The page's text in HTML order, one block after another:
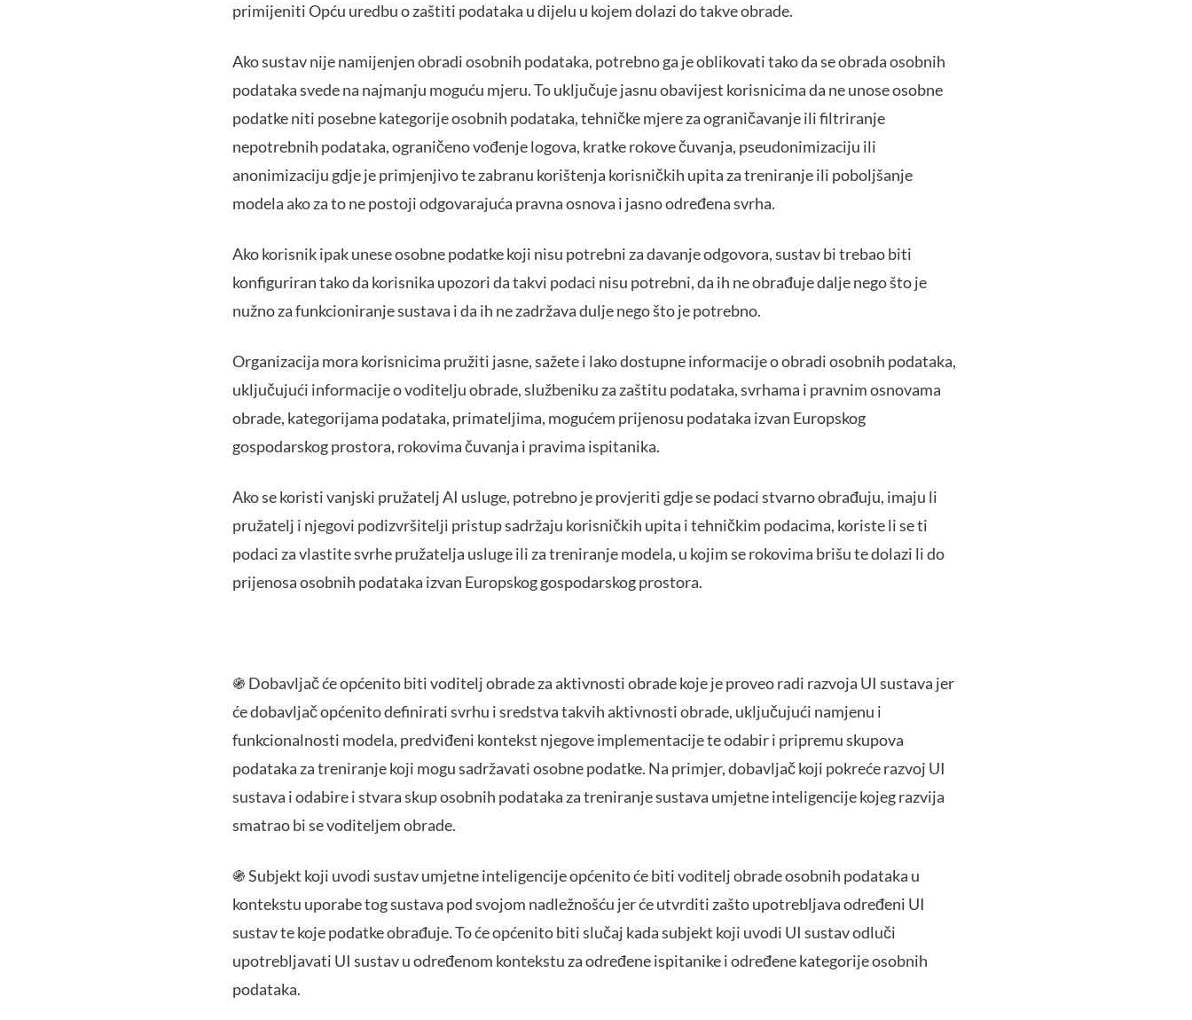
primijeniti Opću uredbu o zaštiti podataka u dijelu u kojem dolazi do takve obrade.
Ako sustav nije namijenjen obradi osobnih podataka, potrebno ga je oblikovati tako da se obrada osobnih
podataka svede na najmanju moguću mjeru. To uključuje jasnu obavijest korisnicima da ne unose osobne
podatke niti posebne kategorije osobnih podataka, tehničke mjere za ograničavanje ili filtriranje
nepotrebnih podataka, ograničeno vođenje logova, kratke rokove čuvanja, pseudonimizaciju ili
anonimizaciju gdje je primjenjivo te zabranu korištenja korisničkih upita za treniranje ili poboljšanje
modela ako za to ne postoji odgovarajuća pravna osnova i jasno određena svrha.
Ako korisnik ipak unese osobne podatke koji nisu potrebni za davanje odgovora, sustav bi trebao biti
konfiguriran tako da korisnika upozori da takvi podaci nisu potrebni, da ih ne obrađuje dalje nego što je
nužno za funkcioniranje sustava i da ih ne zadržava dulje nego što je potrebno.
Organizacija mora korisnicima pružiti jasne, sažete i lako dostupne informacije o obradi osobnih podataka,
uključujući informacije o voditelju obrade, službeniku za zaštitu podataka, svrhama i pravnim osnovama
obrade, kategorijama podataka, primateljima, mogućem prijenosu podataka izvan Europskog
gospodarskog prostora, rokovima čuvanja i pravima ispitanika.
Ako se koristi vanjski pružatelj AI usluge, potrebno je provjeriti gdje se podaci stvarno obrađuju, imaju li
pružatelj i njegovi podizvršitelji pristup sadržaju korisničkih upita i tehničkim podacima, koriste li se ti
podaci za vlastite svrhe pružatelja usluge ili za treniranje modela, u kojim se rokovima brišu te dolazi li do
prijenosa osobnih podataka izvan Europskog gospodarskog prostora.
֍ Dobavljač će općenito biti voditelj obrade za aktivnosti obrade koje je proveo radi razvoja UI sustava jer
će dobavljač općenito definirati svrhu i sredstva takvih aktivnosti obrade, uključujući namjenu i
funkcionalnosti modela, predviđeni kontekst njegove implementacije te odabir i pripremu skupova
podataka za treniranje koji mogu sadržavati osobne podatke. Na primjer, dobavljač koji pokreće razvoj UI
sustava i odabire i stvara skup osobnih podataka za treniranje sustava umjetne inteligencije kojeg razvija
smatrao bi se voditeljem obrade.
֍ Subjekt koji uvodi sustav umjetne inteligencije općenito će biti voditelj obrade osobnih podataka u
kontekstu uporabe tog sustava pod svojom nadležnošću jer će utvrditi zašto upotrebljava određeni UI
sustav te koje podatke obrađuje. To će općenito biti slučaj kada subjekt koji uvodi UI sustav odluči
upotrebljavati UI sustav u određenom kontekstu za određene ispitanike i određene kategorije osobnih
podataka.